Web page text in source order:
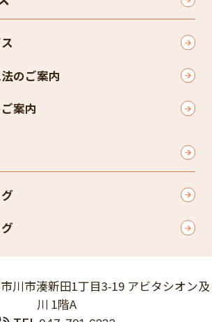
のご案内
案内
川市湊新田1丁目3-19 アビタシオン及
川 1階A